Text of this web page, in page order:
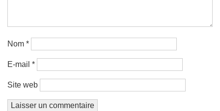
Nom *
E-mail *
Site web